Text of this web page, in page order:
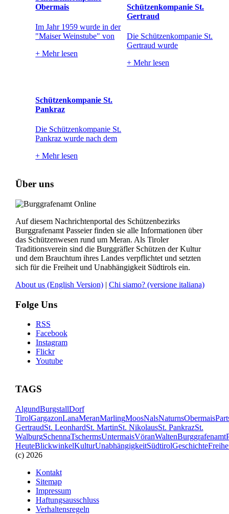
Obermais
Im Jahr 1959 wurde in der
"Maiser Weinstube" von
+ Mehr lesen
Schützenkompanie St.
Gertraud
Die Schützenkompanie St.
Gertraud wurde
+ Mehr lesen
Schützenkompanie St.
Pankraz
Die Schützenkompanie St.
Pankraz wurde nach dem
+ Mehr lesen
Über uns
Auf diesem Nachrichtenportal des Schützenbezirks
Burggrafenamt Passeier finden sie alle Informationen über
das Schützenwesen rund um Meran. Als Tiroler
Traditionsverein sind die Burggräfler Schützen der Kultur
und dem Brauchtum ihres Landes verpflichtet und setzten
sich für die Freiheit und Unabhängigkeit Südtirols ein.
About us (English Version)| Chi siamo? (versione italiana)
Folge Uns
RSS
Facebook
Instagram
Flickr
Youtube
TAGS
AlgundBurgstallDorf
TirolGargazonLanaMeranMarlingMoosNalsNaturnsObermais
GertraudSt. LeonhardSt. MartinSt. NikolausSt. PankrazSt.
WalburgSchennaTschermsUntermaisVöranWaltenBurggrafenamt
HeuteBlickwinkelKulturUnabhängigkeitSüdtirolGeschichte
(c) 2026
Kontakt
Sitemap
Impressum
Haftungsausschluss
Verhaltensregeln